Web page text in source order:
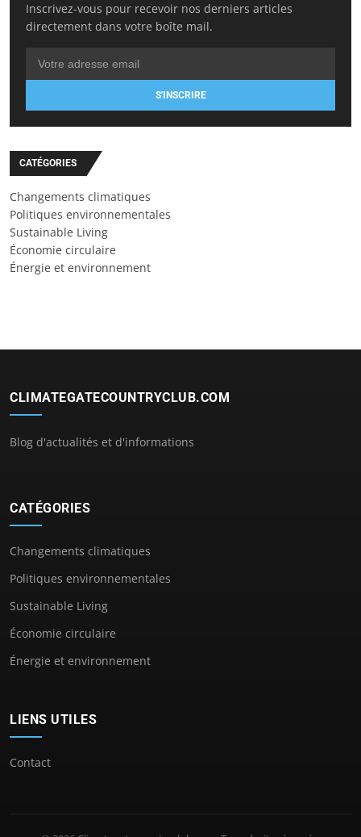
Inscrivez-vous pour recevoir nos derniers articles
directement dans votre boîte mail.
S'INSCRIRE
CATÉGORIES
Changements climatiques
Politiques environnementales
Sustainable Living
Économie circulaire
Énergie et environnement
CLIMATEGATECOUNTRYCLUB.COM
Blog d'actualités et d'informations
CATÉGORIES
Changements climatiques
Politiques environnementales
Sustainable Living
Économie circulaire
Énergie et environnement
LIENS UTILES
Contact